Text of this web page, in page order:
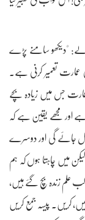
"دیکھو سامنے پڑے
تعمیر کرنی ہے۔
جس میں زیادہ بچے
اور مجھے یقین ہے کہ
جائے گی اور دوسرے
میں چاہتا ہوں کہ ہم
علم زندہ بچ گئے ہیں،
کریں۔ پیسہ جمع کریں